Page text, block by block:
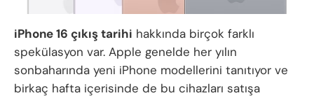
iPhone 16 çıkış tarihi hakkında birçok farklı
spekülasyon var. Apple genelde her yılın
sonbaharında yeni iPhone modellerini tanıtıyor ve
birkaç hafta içerisinde de bu cihazları satışa